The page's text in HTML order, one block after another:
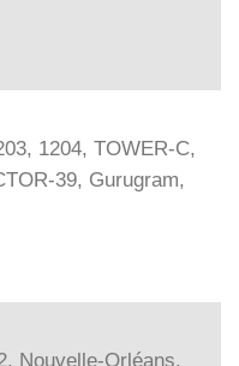
1204, TOWER-C,
39, Gurugram,
Nouvelle-Orléans,